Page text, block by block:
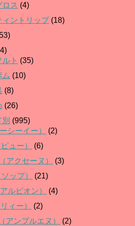
ロス (4)
ィントリップ(18)
ト (35)
ム (10)
(8)
(26)
(995)
シーイー）
(2)
ュー）
(6)
アクセーヌ）
(3)
ップ）
(21)
ルビオン）
(4)
ィー）
(2)
アンプルエヌ）
(2)